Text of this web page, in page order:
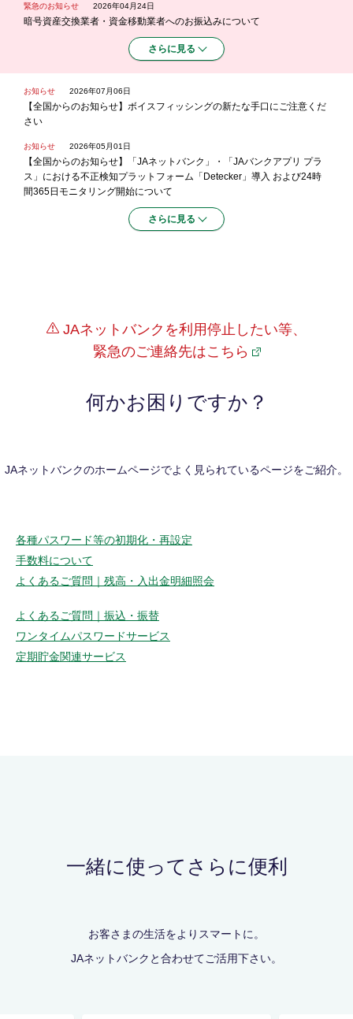
緊急のお知らせ 2026年04月24日
暗号資産交換業者・資金移動業者へのお振込みについて
さらに見る
お知らせ 2026年07月06日
【全国からのお知らせ】ボイスフィッシングの新たな手口にご注意くだ
さい
お知らせ 2026年05月01日
【全国からのお知らせ】「JAネットバンク」・「JAバンクアプリ プラ
ス」における不正検知プラットフォーム「Detecker」導入 および24時
間365日モニタリング開始について
さらに見る
JAネットバンクを利用停止したい等、
緊急のご連絡先はこちら
何かお困りですか？
JAネットバンクのホームページでよく見られているページをご紹介。
各種パスワード等の初期化・再設定
手数料について
よくあるご質問｜残高・入出金明細照会
よくあるご質問｜振込・振替
ワンタイムパスワードサービス
定期貯金関連サービス
一緒に使ってさらに便利
お客さまの生活をよりスマートに。
JAネットバンクと合わせてご活用下さい。